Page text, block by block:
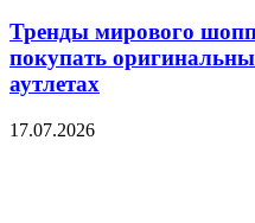
Тренды мирового
покупать
аутлетах
17.07.2026